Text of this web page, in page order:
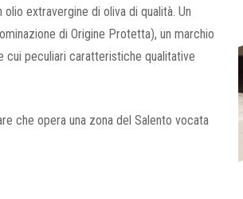
extravergine di oliva di qualità. Un
di Origine Protetta), un marchio
cui peculiari caratteristiche qualitative
che opera una zona del Salento vocata